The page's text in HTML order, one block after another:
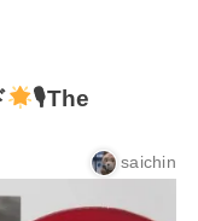
🎙The
saichin